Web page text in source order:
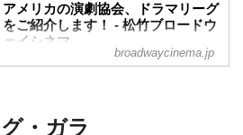
アメリカの演劇協会、ドラマリーグ
をご紹介します！ - 松竹ブロードウ
ェイシネマ
こんにちは！松竹子です。今回の「松竹
ドウェイでもとても有名で人気のある、
broadwaycinema.jp
・ガラ